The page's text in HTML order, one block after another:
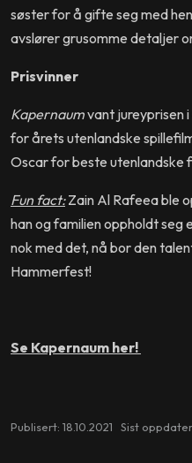
søster for å gifte seg med
avslører grusomme detaljer
Prisvinner
Kapernaumvant jureyprisen
for årets utenlandske
Oscar for beste utenlandske
Fun fact:Zain Al Rafeea ble
han og familien oppholdt seg
nok med det, nå bor den
Hammerfest!
Se Kapernaum her!
Publisert: 18.10.2021 Sist